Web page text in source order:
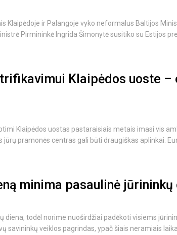
Klaipėdoje ir Palangoje vyko neformalus Baltijos
Pirmininkė Ingrida Šimonytė susitiko su Estijos
Klaipėdos uoste –
Klaipėdos uostas pastaraisiais metais imasi vis
pramonės centras gali būti draugiškas aplinkai.
minima pasaulinė jūrininkų
diena, todėl norime nuoširdžiai padėkoti visiems
savininkų veiklos pagrindas, ypač šiais neramiais